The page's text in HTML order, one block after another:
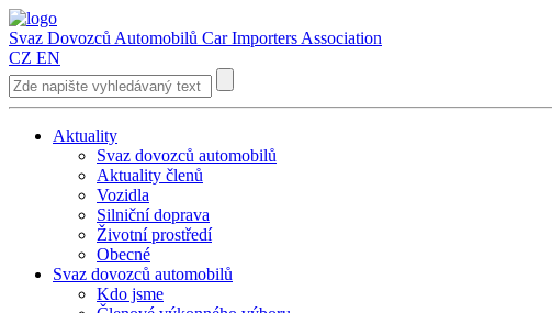
Svaz Dovozců Automobilů Car Importers Association
CZ EN
Aktuality
Svaz dovozců automobilů
Aktuality členů
Vozidla
Silniční doprava
Životní prostředí
Obecné
Svaz dovozců automobilů
Kdo jsme